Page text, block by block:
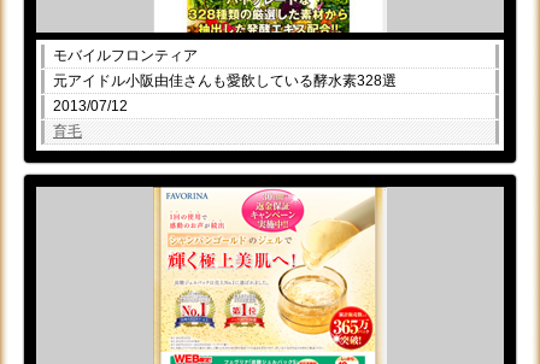
モバイルフロンティア
元アイドル小阪由佳さんも愛飲している酵水素328選
2013/07/12
育毛